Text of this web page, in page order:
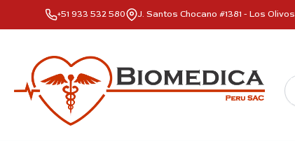
+51 933 532 580 J. Santos Chocano #1381 - Los Olivos